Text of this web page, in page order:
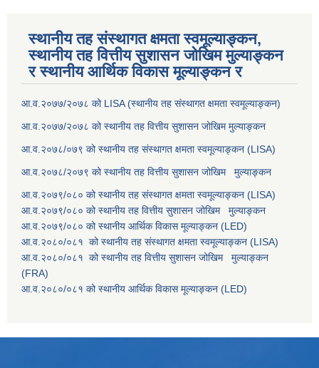
स्थानीय तह संस्थागत क्षमता स्वमूल्याङ्कन,
स्थानीय तह वित्तीय सुशासन जोखिम मुल्याङ्कन
र स्थानीय आर्थिक विकास मूल्याङ्कन र
आ.व.२०७७/२०७८ को LISA (स्थानीय तह संस्थागत क्षमता स्वमूल्याङ्कन)
आ.व.२०७७/२०७८ को स्थानीय तह वित्तीय सुशासन जोखिम मुल्याङ्कन
आ.व.२०७८/०७९ को स्थानीय तह संस्थागत क्षमता स्वमूल्याङ्कन (LISA)
आ.व.२०७८/२०७९ को स्थानीय तह वित्तीय सुशासन जोखिम मुल्याङ्कन
आ.व.२०७९/०८० को स्थानीय तह संस्थागत क्षमता स्वमूल्याङ्कन (LISA)
आ.व.२०७९/०८० को स्थानीय तह वित्तीय सुशासन जोखिम मुल्याङ्कन
आ.व.२०७९/०८० को स्थानीय आर्थिक विकास मूल्याङ्कन (LED)
आ.व.२०८०/०८१ को स्थानीय तह संस्थागत क्षमता स्वमूल्याङ्कन (LISA)
आ.व.२०८०/०८१ को स्थानीय तह वित्तीय सुशासन जोखिम मुल्याङ्कन
(FRA)
आ.व.२०८०/०८१ को स्थानीय आर्थिक विकास मूल्याङ्कन (LED)